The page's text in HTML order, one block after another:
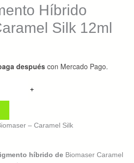
Híbrido
Silk 12ml
despuéscon Mercado Pago.
+
– Caramel Silk
híbrido deBiomaser Caramel